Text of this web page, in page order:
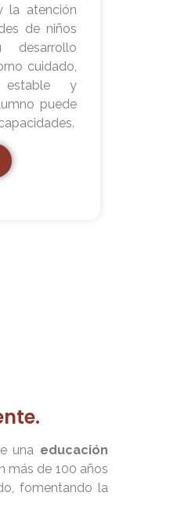
la atención
de niños
cuidado,
estable y
puede
una educación
más de 100 años
fomentando la